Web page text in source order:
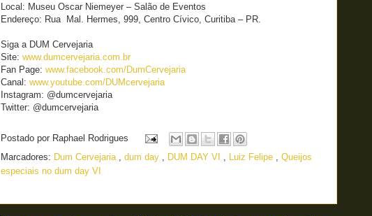
Local: Museu Oscar Niemeyer – Salão de Eventos
Endereço: Rua Mal. Hermes, 999, Centro Cívico, Curitiba – PR.
Siga a DUM Cervejaria
Site: www.dumcervejaria.com.br
Fan Page: www.facebook.com/DumCervejaria
Canal: www.youtube.com/DUMcervejaria
Instagram: @dumcervejaria
Twitter: @dumcervejaria
Postado por Raphael Rodrigues
Marcadores: Dum Cervejaria , dum day , DUM DAY VI , Luiz Felipe , Queijos
especiais no dum day VI